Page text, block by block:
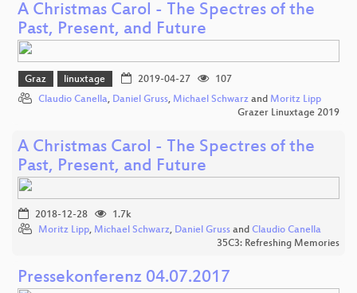
A Christmas Carol - The Spectres of the
Past, Present, and Future
Graz linuxtage 2019-04-27
107
Claudio Canella, Daniel Gruss, Michael Schwarz and Moritz Lipp
Grazer Linuxtage 2019
A Christmas Carol - The Spectres of the
Past, Present, and Future
2018-12-28
1.7k
Moritz Lipp, Michael Schwarz, Daniel Gruss and Claudio Canella
35C3: Refreshing Memories
Pressekonferenz 04.07.2017